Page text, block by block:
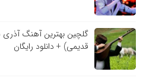
گلچین بهترین آهنگ
قدیمی) + دانلود رایگان